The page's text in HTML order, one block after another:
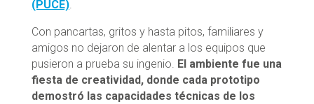
(PUCE).
Con pancartas, gritos y hasta pitos, familiares y
amigos no dejaron de alentar a los equipos que
pusieron a prueba su ingenio. El ambiente fue una
fiesta de creatividad, donde cada prototipo
demostró las capacidades técnicas de los